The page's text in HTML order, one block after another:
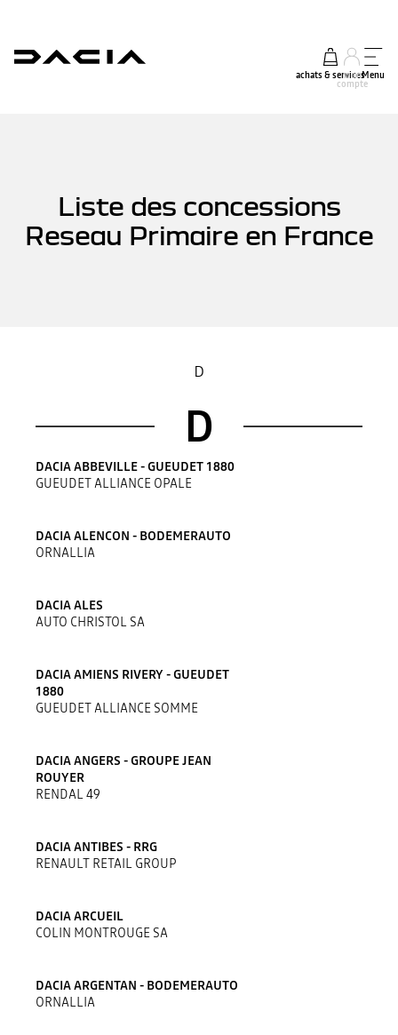
achats & services
mon
compte
Menu
Liste des concessions
Reseau Primaire en France
D
D
DACIA ABBEVILLE - GUEUDET 1880
GUEUDET ALLIANCE OPALE
DACIA ALENCON - BODEMERAUTO
ORNALLIA
DACIA ALES
AUTO CHRISTOL SA
DACIA AMIENS RIVERY - GUEUDET
1880
GUEUDET ALLIANCE SOMME
DACIA ANGERS - GROUPE JEAN
ROUYER
RENDAL 49
DACIA ANTIBES - RRG
RENAULT RETAIL GROUP
DACIA ARCUEIL
COLIN MONTROUGE SA
DACIA ARGENTAN - BODEMERAUTO
ORNALLIA